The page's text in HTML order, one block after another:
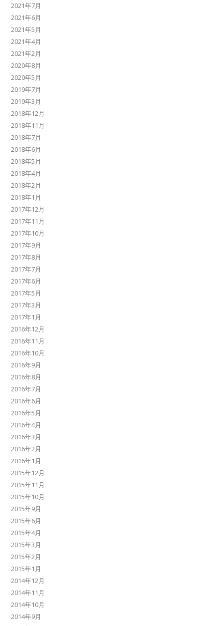
2021年7月
2021年6月
2021年5月
2021年4月
2021年2月
2020年8月
2020年5月
2019年7月
2019年3月
2018年12月
2018年11月
2018年7月
2018年6月
2018年5月
2018年4月
2018年2月
2018年1月
2017年12月
2017年11月
2017年10月
2017年9月
2017年8月
2017年7月
2017年6月
2017年5月
2017年3月
2017年1月
2016年12月
2016年11月
2016年10月
2016年9月
2016年8月
2016年7月
2016年6月
2016年5月
2016年4月
2016年3月
2016年2月
2016年1月
2015年12月
2015年11月
2015年10月
2015年9月
2015年6月
2015年4月
2015年3月
2015年2月
2015年1月
2014年12月
2014年11月
2014年10月
2014年9月